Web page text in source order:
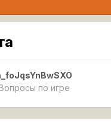
Вопросы по игре